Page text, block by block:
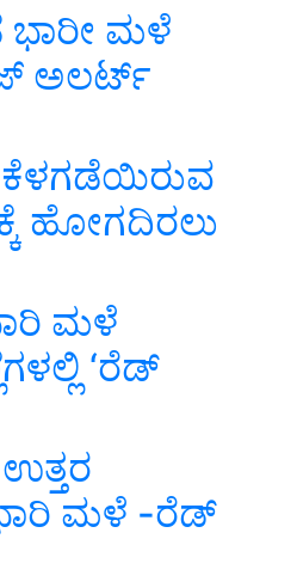
ಭಾರೀ ಮಳೆ
ಅಲರ್ಟ್
ಕೆಳಗಡೆಯಿರುವ
ಹೋಗದಿರಲು
ಮಳೆ
‘ರೆಡ್
ಮಳೆ -ರೆಡ್